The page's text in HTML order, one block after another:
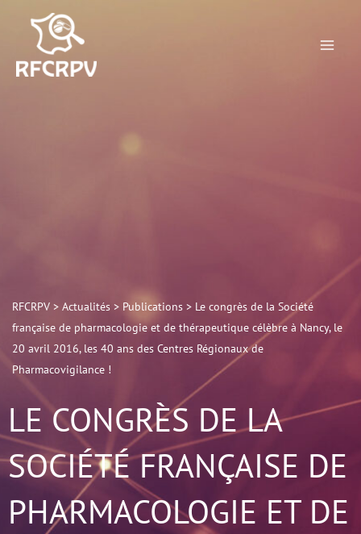
contenu
RFCRPV> Actualités> Publications> Le congrès de la Société
française de pharmacologie et de thérapeutique célèbre à Nancy, le
20 avril 2016, les 40 ans des Centres Régionaux de
Pharmacovigilance !
LE CONGRÈS DE LA
SOCIÉTÉ FRANÇAISE DE
PHARMACOLOGIE ET DE
c